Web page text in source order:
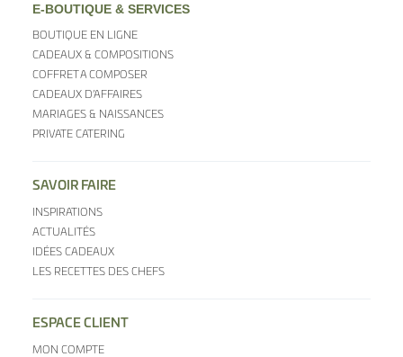
E-BOUTIQUE & SERVICES
BOUTIQUE EN LIGNE
CADEAUX & COMPOSITIONS
COFFRET A COMPOSER
CADEAUX D’AFFAIRES
MARIAGES & NAISSANCES
PRIVATE CATERING
SAVOIR FAIRE
INSPIRATIONS
ACTUALITÉS
IDÉES CADEAUX
LES RECETTES DES CHEFS
ESPACE CLIENT
MON COMPTE